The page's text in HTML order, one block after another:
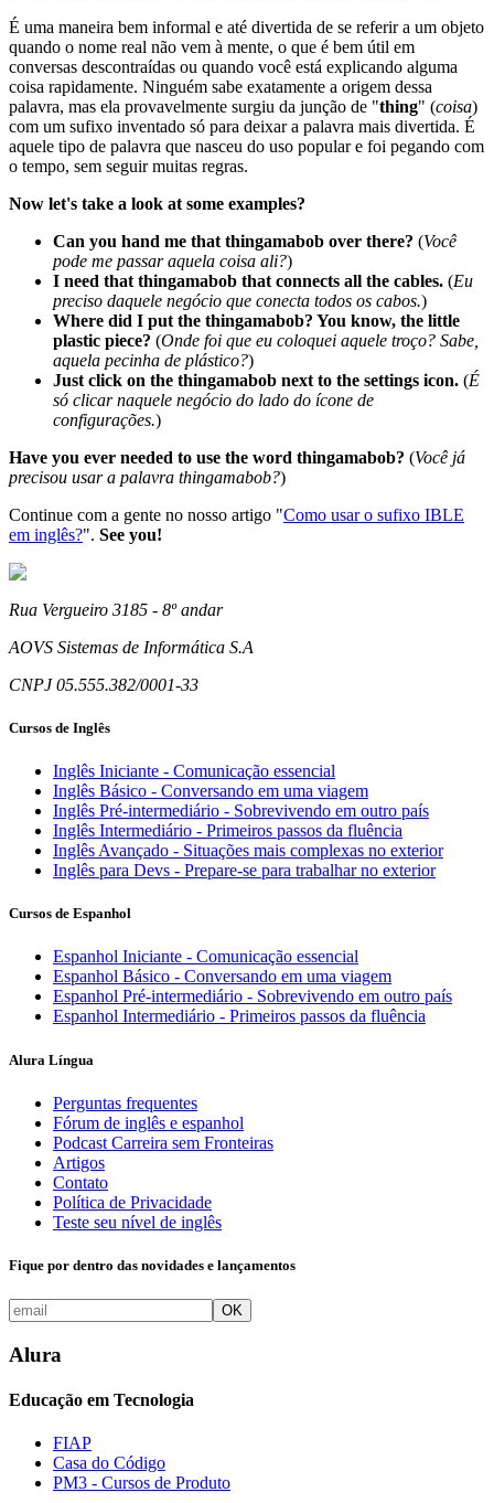
É uma maneira bem informal e até divertida de se referir a um objeto
quando o nome real não vem à mente, o que é bem útil em
conversas descontraídas ou quando você está explicando alguma
coisa rapidamente. Ninguém sabe exatamente a origem dessa
palavra, mas ela provavelmente surgiu da junção de "thing" (coisa)
com um sufixo inventado só para deixar a palavra mais divertida. É
aquele tipo de palavra que nasceu do uso popular e foi pegando com
o tempo, sem seguir muitas regras.
Now let's take a look at some examples?
Can you hand me that thingamabob over there? (Você
pode me passar aquela coisa ali?)
I need that thingamabob that connects all the cables. (Eu
preciso daquele negócio que conecta todos os cabos.)
Where did I put the thingamabob? You know, the little
plastic piece? (Onde foi que eu coloquei aquele troço? Sabe,
aquela pecinha de plástico?)
Just click on the thingamabob next to the settings icon. (É
só clicar naquele negócio do lado do ícone de
configurações.)
Have you ever needed to use the word thingamabob? (Você já
precisou usar a palavra thingamabob?)
Continue com a gente no nosso artigo "Como usar o sufixo IBLE
em inglês?". See you!
Rua Vergueiro 3185 - 8º andar
AOVS Sistemas de Informática S.A
CNPJ 05.555.382/0001-33
Cursos de Inglês
Inglês Iniciante - Comunicação essencial
Inglês Básico - Conversando em uma viagem
Inglês Pré-intermediário - Sobrevivendo em outro país
Inglês Intermediário - Primeiros passos da fluência
Inglês Avançado - Situações mais complexas no exterior
Inglês para Devs - Prepare-se para trabalhar no exterior
Cursos de Espanhol
Espanhol Iniciante - Comunicação essencial
Espanhol Básico - Conversando em uma viagem
Espanhol Pré-intermediário - Sobrevivendo em outro país
Espanhol Intermediário - Primeiros passos da fluência
Alura Língua
Perguntas frequentes
Fórum de inglês e espanhol
Podcast Carreira sem Fronteiras
Artigos
Contato
Política de Privacidade
Teste seu nível de inglês
Fique por dentro das novidades e lançamentos
OK
Alura
Educação em Tecnologia
FIAP
Casa do Código
PM3 - Cursos de Produto